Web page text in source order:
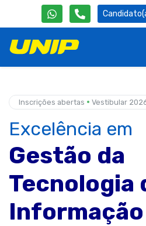
Inscrições abertas • Vestibular
Excelência em
Gestão da
Tecnologia
Informação